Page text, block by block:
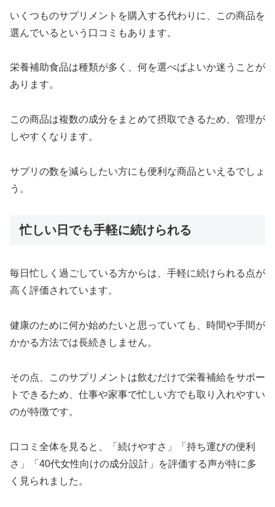
いくつものサプリメントを購入する代わりに、この商品を
選んでいるという口コミもあります。
栄養補助食品は種類が多く、何を選べばよいか迷うことが
あります。
この商品は複数の成分をまとめて摂取できるため、管理が
しやすくなります。
サプリの数を減らしたい方にも便利な商品といえるでしょ
う。
忙しい日でも手軽に続けられる
毎日忙しく過ごしている方からは、手軽に続けられる点が
高く評価されています。
健康のために何か始めたいと思っていても、時間や手間が
かかる方法では長続きしません。
その点、このサプリメントは飲むだけで栄養補給をサポー
トできるため、仕事や家事で忙しい方でも取り入れやすい
のが特徴です。
口コミ全体を見ると、「続けやすさ」「持ち運びの便利
さ」「40代女性向けの成分設計」を評価する声が特に多
く見られました。